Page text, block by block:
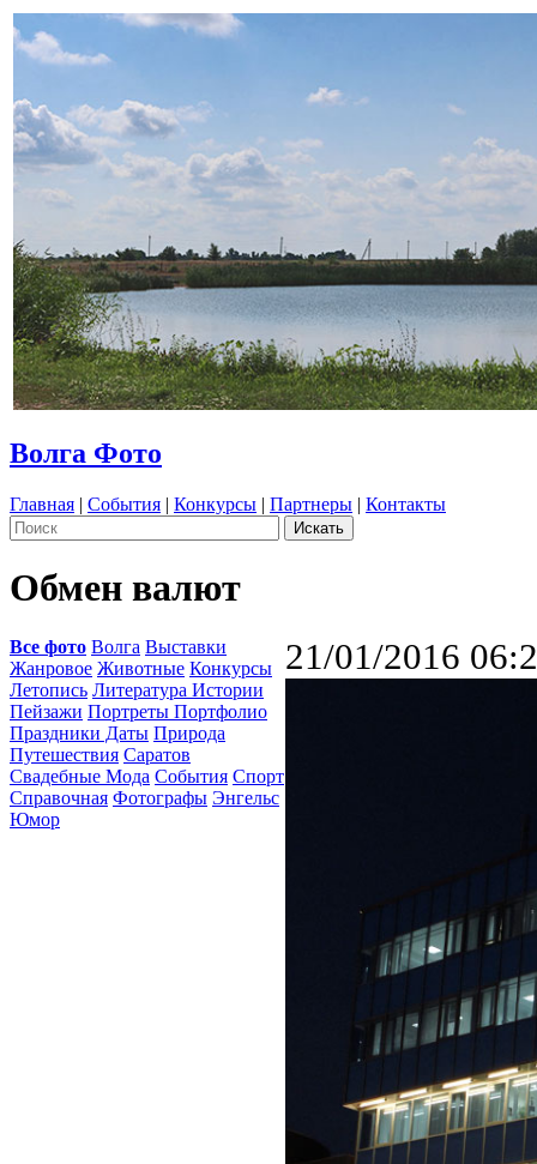
Волга Фото
Главная | События | Конкурсы | Партнеры | Контакты
Обмен валют
Все фото Волга Выставки
Жанровое Животные Конкурсы
Летопись Литература Истории
Пейзажи Портреты Портфолио
Праздники Даты Природа
Путешествия Саратов
Свадебные Мода События Спорт
Справочная Фотографы Энгельс
Юмор
21/01/2016